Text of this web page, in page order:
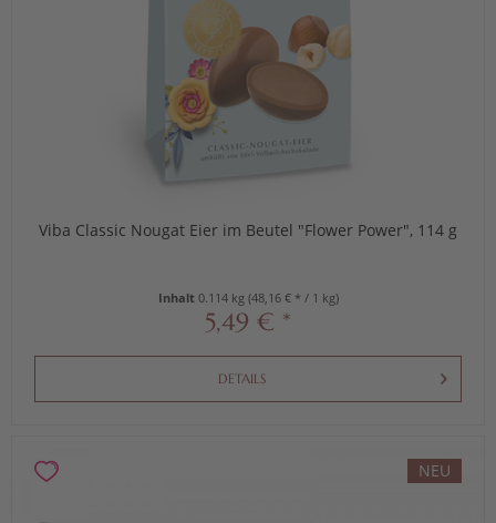
Viba Classic Nougat Eier im Beutel "Flower Power", 114 g
Inhalt 0.114 kg (48,16 € * / 1 kg)
5,49 € *
DETAILS
NEU